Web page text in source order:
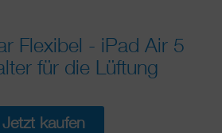
Flexibel - iPad Air 5
für die Lüftung
Jetzt kaufen